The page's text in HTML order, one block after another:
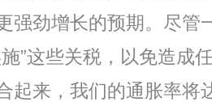
强劲增长的预期。尽
”这些关税，以免造成
来，我们的通胀率将